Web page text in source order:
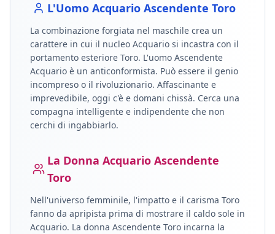
L'Uomo Acquario Ascendente Toro
La combinazione forgiata nel maschile crea un
carattere in cui il nucleo Acquario si incastra con il
portamento esteriore Toro. L'uomo Ascendente
Acquario è un anticonformista. Può essere il genio
incompreso o il rivoluzionario. Affascinante e
imprevedibile, oggi c'è e domani chissà. Cerca una
compagna intelligente e indipendente che non
cerchi di ingabbiarlo.
La Donna AcquarioAscendente
Toro
Nell'universo femminile, l'impatto e il carisma Toro
fanno da apripista prima di mostrare il caldo sole in
Acquario. La donna Ascendente Toro incarna la